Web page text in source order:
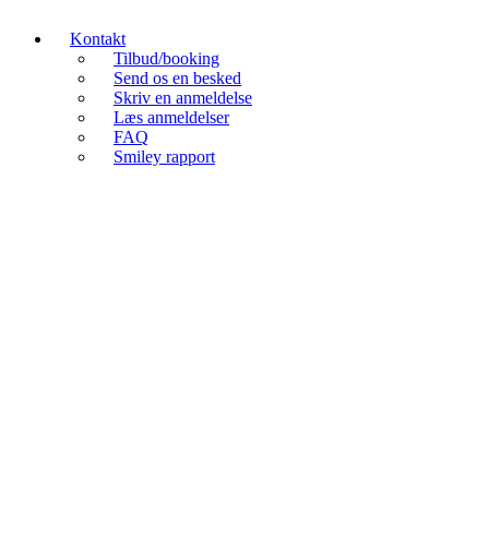
Kontakt
Tilbud/booking
Send os en besked
Skriv en anmeldelse
Læs anmeldelser
FAQ
Smiley rapport